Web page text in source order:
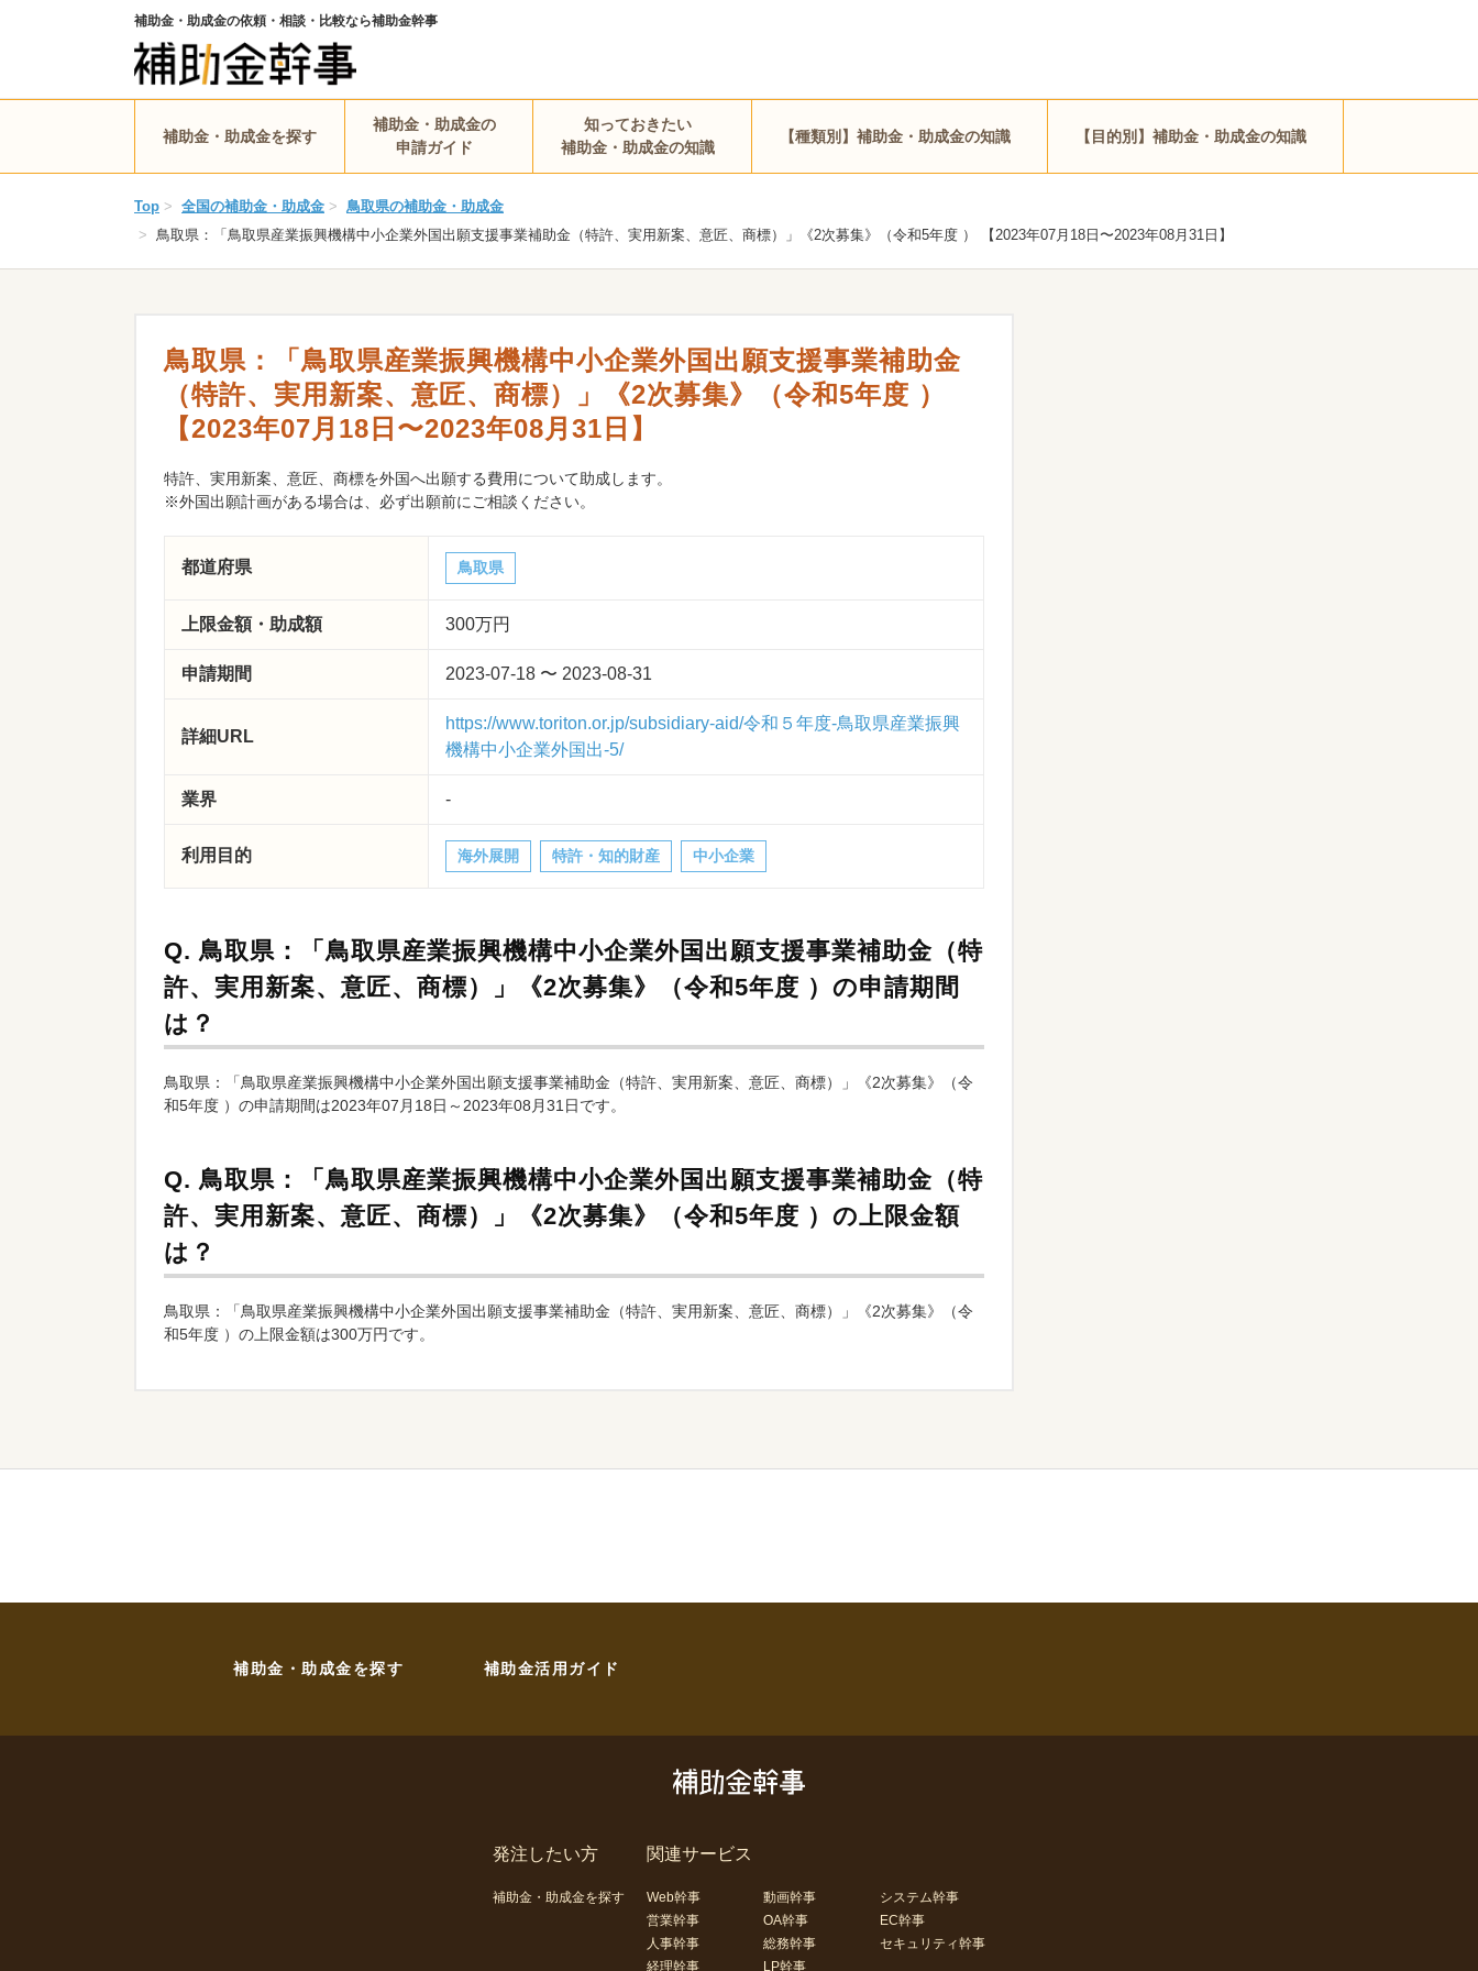
補助金・助成金の依頼・相談・比較なら補助金幹事
補助金・助成金を探す
補助金・助成金の
申請ガイド
知っておきたい
補助金・助成金の知識
【種類別】補助金・助成金の知識 【目的別】補助金・助成金の知識
Top > 全国の補助金・助成金 > 鳥取県の補助金・助成金
> 鳥取県：「鳥取県産業振興機構中小企業外国出願支援事業補助金（特許、実用新案、意匠、商標）」《2次募集》（令和5年度 ） 【2023年07月18日〜2023年08月31日】
鳥取県：「鳥取県産業振興機構中小企業外国出願支援事業補助金
（特許、実用新案、意匠、商標）」《2次募集》（令和5年度 ）
【2023年07月18日〜2023年08月31日】
特許、実用新案、意匠、商標を外国へ出願する費用について助成します。
※外国出願計画がある場合は、必ず出願前にご相談ください。
都道府県 鳥取県
上限金額・助成額 300万円
申請期間 2023-07-18 〜 2023-08-31
詳細URL
https://www.toriton.or.jp/subsidiary-aid/令和５年度-鳥取県産業振興
機構中小企業外国出-5/
業界 -
利用目的 海外展開 特許・知的財産 中小企業
Q. 鳥取県：「鳥取県産業振興機構中小企業外国出願支援事業補助金（特
許、実用新案、意匠、商標）」《2次募集》（令和5年度 ）の申請期間
は？
鳥取県：「鳥取県産業振興機構中小企業外国出願支援事業補助金（特許、実用新案、意匠、商標）」《2次募集》（令
和5年度 ）の申請期間は2023年07月18日～2023年08月31日です。
Q. 鳥取県：「鳥取県産業振興機構中小企業外国出願支援事業補助金（特
許、実用新案、意匠、商標）」《2次募集》（令和5年度 ）の上限金額
は？
鳥取県：「鳥取県産業振興機構中小企業外国出願支援事業補助金（特許、実用新案、意匠、商標）」《2次募集》（令
和5年度 ）の上限金額は300万円です。
補助金・助成金を探す 補助金活用ガイド
発注したい方
補助金・助成金を探す
関連サービス
Web幹事 動画幹事
システム幹事
営業幹事
OA幹事
EC幹事
人事幹事
総務幹事
セキュリティ幹事
経理幹事
LP幹事